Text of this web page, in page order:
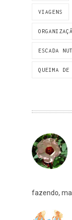
VIAGENS
ESCADA
QUEIMA DE
fazendo,